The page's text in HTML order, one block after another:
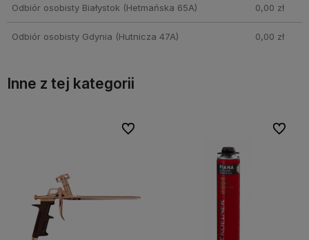
Odbiór osobisty Białystok(Hetmańska 65A) 0,00 zł
Odbiór osobisty Gdynia (Hutnicza 47A) 0,00 zł
Inne z tej kategorii
Do ulubionych
Do ulubionych Do
Do